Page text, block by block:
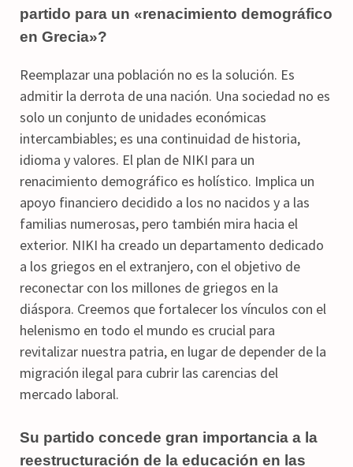
partido para un «renacimiento demográfico
en Grecia»?
Reemplazar una población no es la solución. Es
admitir la derrota de una nación. Una sociedad no es
solo un conjunto de unidades económicas
intercambiables; es una continuidad de historia,
idioma y valores. El plan de NIKI para un
renacimiento demográfico es holístico. Implica un
apoyo financiero decidido a los no nacidos y a las
familias numerosas, pero también mira hacia el
exterior. NIKI ha creado un departamento dedicado
a los griegos en el extranjero, con el objetivo de
reconectar con los millones de griegos en la
diáspora. Creemos que fortalecer los vínculos con el
helenismo en todo el mundo es crucial para
revitalizar nuestra patria, en lugar de depender de la
migración ilegal para cubrir las carencias del
mercado laboral.
Su partido concede gran importancia a la
reestructuración de la educación en las